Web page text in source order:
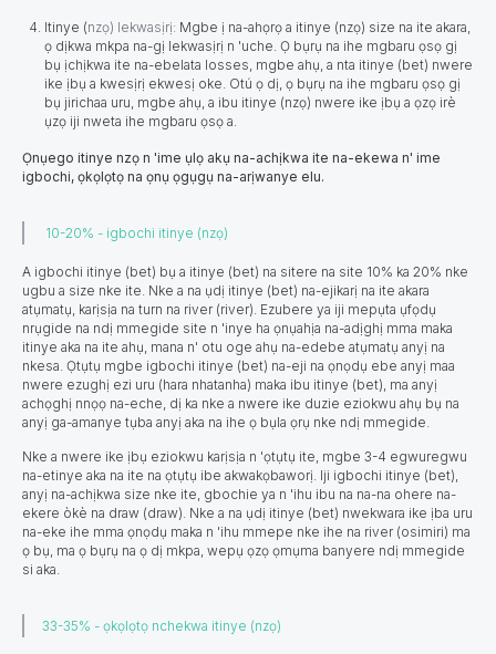
Itinye (nzọ) lekwasịrị: Mgbe ị na-ahọrọ a itinye (nzọ) size na ite akara,
ọ dịkwa mkpa na-gị lekwasịrị n 'uche. Ọ bụrụ na ihe mgbaru ọsọ gị
bụ ịchịkwa ite na-ebelata losses, mgbe ahụ, a nta itinye (bet) nwere
ike ịbụ a kwesịrị ekwesị oke. Otú ọ dị, ọ bụrụ na ihe mgbaru ọsọ gị
bụ jirichaa uru, mgbe ahụ, a ibu itinye (nzọ) nwere ike ịbụ a ọzọ irè
ụzọ iji nweta ihe mgbaru ọsọ a.
Ọnụego itinye nzọ n 'ime ụlọ akụ na-achịkwa ite na-ekewa n' ime
igbochi, ọkọlọtọ na ọnụ ọgụgụ na-arịwanye elu.
10-20% - igbochi itinye (nzọ)
A igbochi itinye (bet) bụ a itinye (bet) na sitere na site 10% ka 20% nke
ugbu a size nke ite. Nke a na ụdị itinye (bet) na-ejikarị na ite akara
atụmatụ, karịsịa na turn na river (river). Ezubere ya iji mepụta ụfọdụ
nrụgide na ndị mmegide site n 'inye ha ọnụahịa na-adịghị mma maka
itinye aka na ite ahụ, mana n' otu oge ahụ na-edebe atụmatụ anyị na
nkesa. Ọtụtụ mgbe igbochi itinye (bet) na-eji na ọnọdụ ebe anyị maa
nwere ezughị ezi uru (hara nhatanha) maka ibu itinye (bet), ma anyị
achọghị nnọọ na-eche, dị ka nke a nwere ike duzie eziokwu ahụ bụ na
anyị ga-amanye tụba anyị aka na ihe ọ bụla ọrụ nke ndị mmegide.
Nke a nwere ike ịbụ eziokwu karịsịa n 'ọtụtụ ite, mgbe 3-4 egwuregwu
na-etinye aka na ite na ọtụtụ ibe akwakọbaworị. Iji igbochi itinye (bet),
anyị na-achịkwa size nke ite, gbochie ya n 'ihu ibu na na-na ohere na-
ekere òkè na draw (draw). Nke a na ụdị itinye (bet) nwekwara ike ịba uru
na-eke ihe mma ọnọdụ maka n 'ihu mmepe nke ihe na river (osimiri) ma
ọ bụ, ma ọ bụrụ na ọ dị mkpa, wepụ ọzọ ọmụma banyere ndị mmegide
si aka.
33-35% - ọkọlọtọ nchekwa itinye (nzọ)